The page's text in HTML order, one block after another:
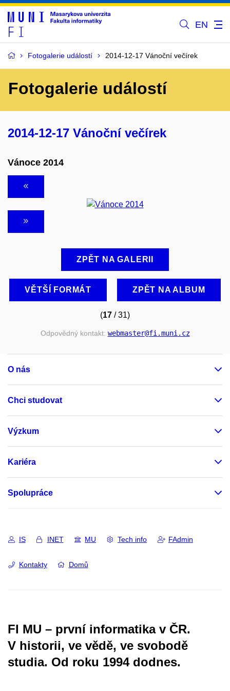
EN
Fotogalerie událostí 2014-12-17 Vánoční večírek
Fotogalerie událostí
2014-12-17 Vánoční večírek
Vánoce 2014
ZPĚT NA GALERII
VĚTŠÍ FORMÁT ZPĚT NA ALBUM
(17 / 31)
Odpovědný kontakt: webmaster@fi.muni.cz
O nás
Chci studovat
Výzkum
Kariéra
Spolupráce
IS INET MU Tech info FAdmin
Kontakty Domů
FI MU – první informatika v ČR.
V historii, ve vědě, ve svobodě
studia. Od roku 1994 dodnes.